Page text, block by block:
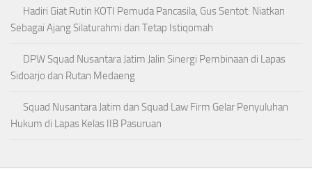
Hadiri Giat Rutin KOTI Pemuda Pancasila, Gus Sentot: Niatkan
Sebagai Ajang Silaturahmi dan Tetap Istiqomah
DPW Squad Nusantara Jatim Jalin Sinergi Pembinaan di Lapas
Sidoarjo dan Rutan Medaeng
Squad Nusantara Jatim dan Squad Law Firm Gelar Penyuluhan
Hukum di Lapas Kelas IIB Pasuruan